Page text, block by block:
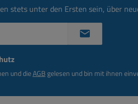
stets unter den Ersten sein, über
und dieAGB gelesen und bin mit ihnen